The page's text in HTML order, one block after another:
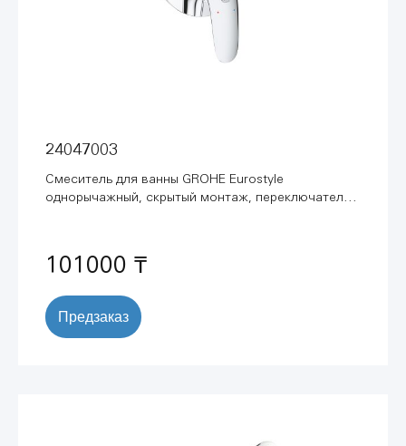
24047003
Смеситель для ванны GROHE Eurostyle
однорычажный, скрытый монтаж, переключатель
101000 ₸
Предзаказ